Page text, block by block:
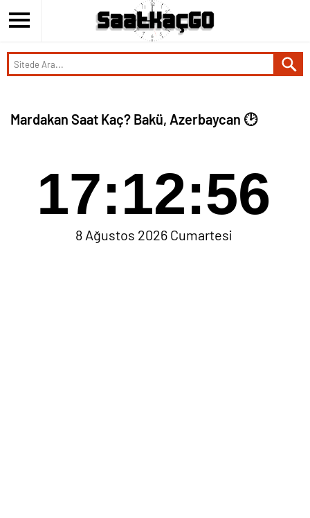
Mardakan Saat Kaç? Bakü, Azerbaycan 🕑
17:12:56
8 Ağustos 2026 Cumartesi